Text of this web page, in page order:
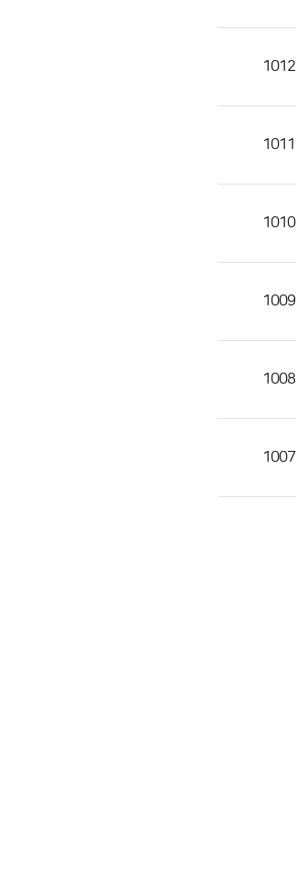
다.
1012
1011
1010
1009
1008
1007